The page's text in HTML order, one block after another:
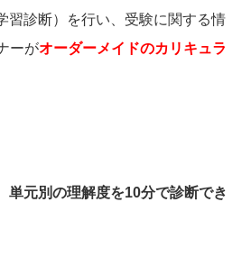
習診断）を行い、受験に関する情
ーがオーダーメイドのカリキュラ
単元別の理解度を10分で診断でき